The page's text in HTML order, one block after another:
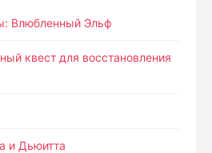
Влюбленный Эльф
квест для восстановления
и Дьюитта